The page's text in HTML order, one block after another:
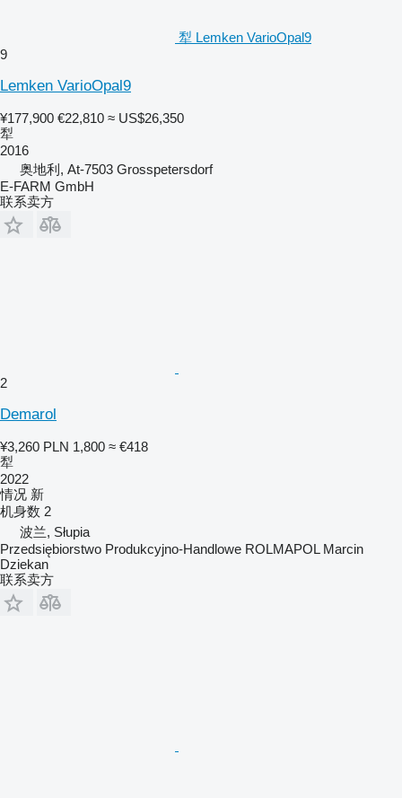
犁 Lemken VarioOpal9
9
Lemken VarioOpal9
¥177,900 €22,810 ≈ US$26,350
犁
2016
奥地利, At-7503 Grosspetersdorf
E-FARM GmbH
联系卖方
2
Demarol
¥3,260 PLN 1,800 ≈ €418
犁
2022
情况 新
机身数 2
波兰, Słupia
Przedsiębiorstwo Produkcyjno-Handlowe ROLMAPOL Marcin
Dziekan
联系卖方